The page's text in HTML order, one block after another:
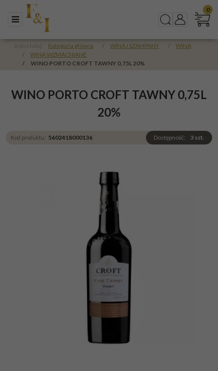
Menu SzukajPanel
0
Jesteś tutaj: Kategoria główna / WINA I SZAMPANY /
WINA
/
WINA WZMACNIANE
/
WINO PORTO CROFT TAWNY 0,75L 20%
WINO PORTO CROFT TAWNY 0,75L
20%
Kod produktu: 5602418000136 Dostępność: 3 szt.